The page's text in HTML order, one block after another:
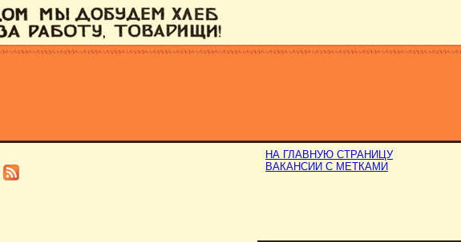
НА ГЛАВНУЮ СТРАНИЦУ
ВАКАНСИИ С МЕТКАМИ